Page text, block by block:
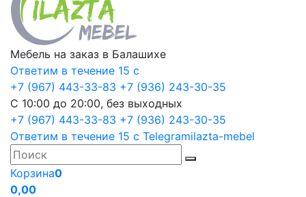
Мебель на заказ в Балашихе
Ответим в течение 15 с
+7 (967) 443-33-83 +7 (936) 243-30-35
С 10:00 до 20:00, без выходных
+7 (967) 443-33-83 +7 (936) 243-30-35
Ответим в течение 15 с Telegramilazta-mebel
Корзина0
0,00